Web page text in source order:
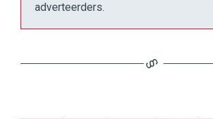
adverteerders.